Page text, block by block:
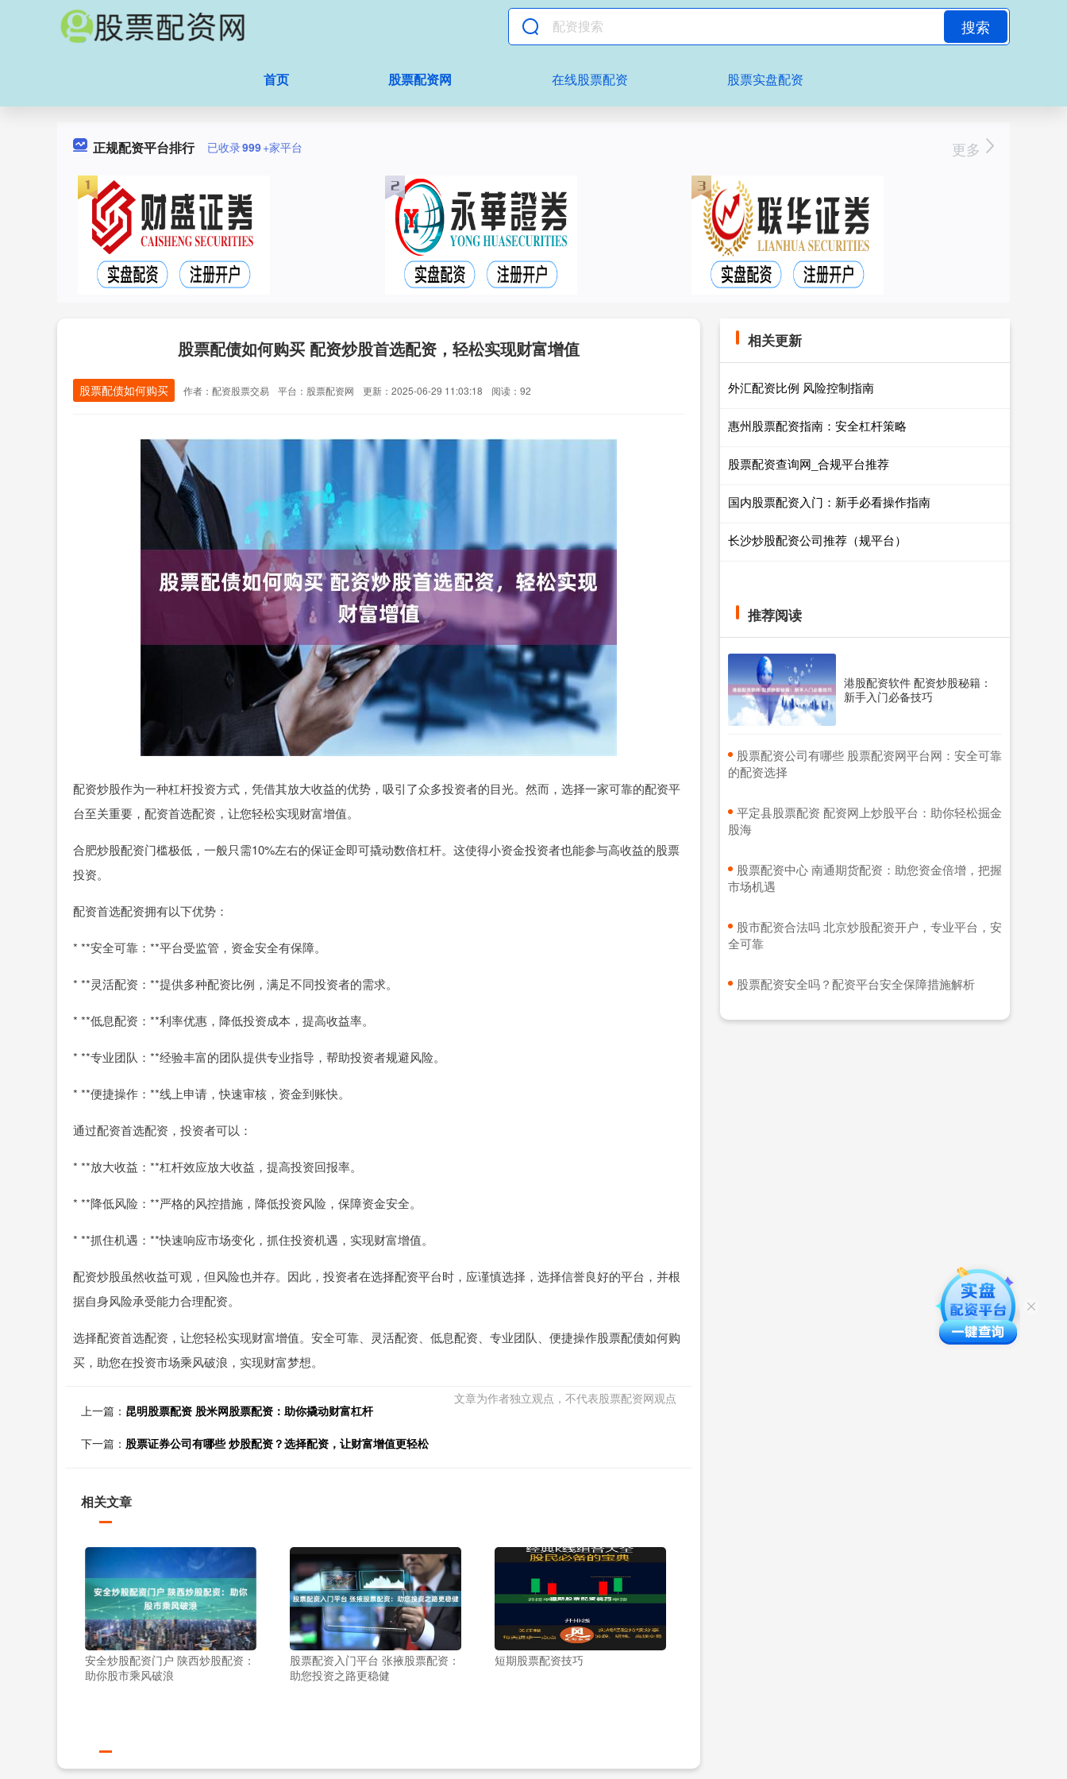
搜索
首页 股票配资网 在线股票配资 股票实盘配资
正规配资平台排行 已收录999+家平台 更多
股票配债如何购买 配资炒股首选配资，轻松实现财富增值
股票配债如何购买 作者：配资股票交易 平台：股票配资网 更新：2025-06-29 11:03:18 阅读：92
配资炒股作为一种杠杆投资方式，凭借其放大收益的优势，吸引了众多投资者的目光。然而，选择一家可靠的配资平
台至关重要，配资首选配资，让您轻松实现财富增值。
合肥炒股配资门槛极低，一般只需10%左右的保证金即可撬动数倍杠杆。这使得小资金投资者也能参与高收益的股票
投资。
配资首选配资拥有以下优势：
* **安全可靠：**平台受监管，资金安全有保障。
* **灵活配资：**提供多种配资比例，满足不同投资者的需求。
* **低息配资：**利率优惠，降低投资成本，提高收益率。
* **专业团队：**经验丰富的团队提供专业指导，帮助投资者规避风险。
* **便捷操作：**线上申请，快速审核，资金到账快。
通过配资首选配资，投资者可以：
* **放大收益：**杠杆效应放大收益，提高投资回报率。
* **降低风险：**严格的风控措施，降低投资风险，保障资金安全。
* **抓住机遇：**快速响应市场变化，抓住投资机遇，实现财富增值。
配资炒股虽然收益可观，但风险也并存。因此，投资者在选择配资平台时，应谨慎选择，选择信誉良好的平台，并根
据自身风险承受能力合理配资。
选择配资首选配资，让您轻松实现财富增值。安全可靠、灵活配资、低息配资、专业团队、便捷操作股票配债如何购
买，助您在投资市场乘风破浪，实现财富梦想。
文章为作者独立观点，不代表股票配资网观点
上一篇： 昆明股票配资 股米网股票配资：助你撬动财富杠杆
下一篇： 股票证券公司有哪些 炒股配资？选择配资，让财富增值更轻松
相关文章
安全炒股配资门户 陕西炒股配资：
助你股市乘风破浪
股票配资入门平台 张掖股票配资：
助您投资之路更稳健
短期股票配资技巧
相关更新
外汇配资比例 风险控制指南
惠州股票配资指南：安全杠杆策略
股票配资查询网_合规平台推荐
国内股票配资入门：新手必看操作指南
长沙炒股配资公司推荐（规平台）
推荐阅读
港股配资软件 配资炒股秘籍：
新手入门必备技巧
​股票配资公司有哪些 股票配资网平台网：安全可靠
的配资选择
​平定县股票配资 配资网上炒股平台：助你轻松掘金
股海
​股票配资中心 南通期货配资：助您资金倍增，把握
市场机遇
​股市配资合法吗 北京炒股配资开户，专业平台，安
全可靠
​股票配资安全吗？配资平台安全保障措施解析